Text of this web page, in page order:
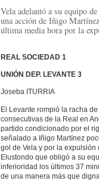
Vela adelantó a su equipo
una acción de Iñigo
última media hora por la
REAL SOCIEDAD 1
UNIÓN DEP. LEVANTE 3
Joseba ITURRIA
El Levante rompió la racha
consecutivas de la Real en
partido condicionado por el
señalado a Iñigo Martínez
gol de Vela y por la expulsión
Elustondo que obligó a su
inferioridad los últimos 37
de una manera más que digna.